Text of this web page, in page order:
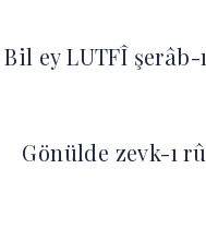
Bil ey LUTFÎ
Gönülde zevk-ı